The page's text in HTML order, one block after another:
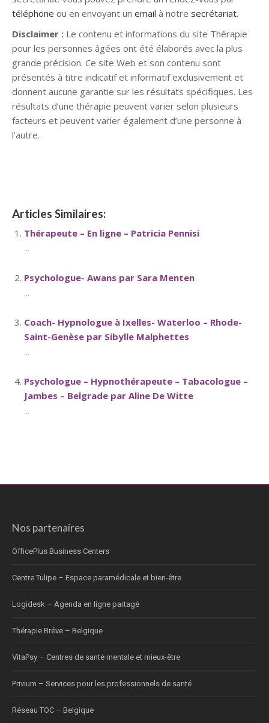
téléphone ou en envoyant un email à notre secrétariat.
Disclaimer : Le contenu et informations du site Thérapie
pour les personnes âgées ont été élaborés avec la plus
grande précision. Ce site Web et son contenu sont
présentés à titre indicatif et informatif exclusivement et
donnent aucune garantie sur les résultats spécifiques. Les
résultats d’une thérapie peuvent varier selon plusieurs
facteurs et peuvent varier également d’une personne à
l’autre.
Articles Similaires:
Thérapeute – En ligne – Patricia Pennisi
...
Psychologue- Awans par Sara Menten
...
Coach- Hypnologue à Ixelles- Waterloo – Rhode-
Saint-Genèse par Sibylle Malphettes
...
Psychologue – Hypnothérapeute – Tabacologue –
Jambes – Belgrade par Aline De Witte
...
Nos partenaires
OfficePlus Business Centers
Centre Tulipe – Espace paramédicale et bien-être.
Logidesk – Agenda en ligne partagé
Thérapie Bréve – Belgique
VitaPsy – Centres de santé mentale et mieux-être
Privium – Services pour les professionnels de santé
Réseau TOC – Belgique